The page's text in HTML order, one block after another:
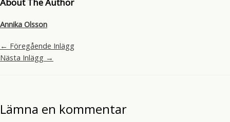
About The Author
Annika Olsson
← Föregående Inlägg
Nästa Inlägg →
Lämna en kommentar